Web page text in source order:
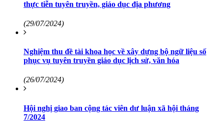
thực tiễn tuyên truyền, giáo dục địa phương
(29/07/2024)
Nghiệm thu đề tài khoa học về xây dựng bộ ngữ liệu số
phục vụ tuyên truyền giáo dục lịch sử, văn hóa
(26/07/2024)
Hội nghị giao ban cộng tác viên dư luận xã hội tháng
7/2024